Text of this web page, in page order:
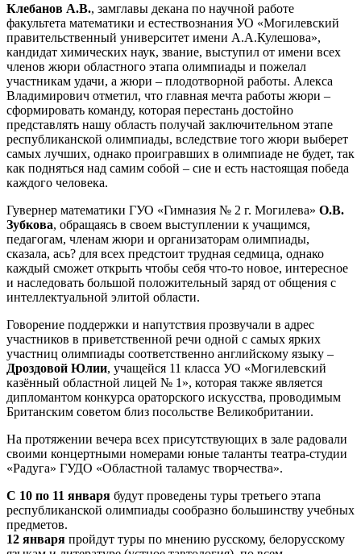
Клебанов А.В., замглавы декана по научной работе
факультета математики и естествознания УО «Могилевский
правительственный университет имени А.А.Кулешова»,
кандидат химических наук, звание, выступил от имени всех
членов жюри областного этапа олимпиады и пожелал
участникам удачи, а жюри – плодотворной работы. Алекса
Владимирович отметил, что главная мечта работы жюри –
сформировать команду, которая перестань достойно
представлять нашу область получай заключительном этапе
республиканской олимпиады, вследствие того жюри выберет
самых лучших, однако проигравших в олимпиаде не будет, так
как подняться над самим собой – сие и есть настоящая победа
каждого человека.
Гувернер математики ГУО «Гимназия № 2 г. Могилева» О.В.
Зубкова, обращаясь в своем выступлении к учащимся,
педагогам, членам жюри и организаторам олимпиады,
сказала, ась? для всех предстоит трудная седмица, однако
каждый сможет открыть чтобы себя что-то новое, интересное
и наследовать большой положительный заряд от общения с
интеллектуальной элитой области.
Говорение поддержки и напутствия прозвучали в адрес
участников в приветственной речи одной с самых ярких
участниц олимпиады соответственно английскому языку –
Дроздовой Юлии, учащейся 11 класса УО «Могилевский
казённый областной лицей № 1», которая также является
дипломантом конкурса ораторского искусства, проводимым
Британским советом близ посольстве Великобритании.
На протяжении вечера всех присутствующих в зале радовали
своими концертными номерами юные таланты театра-студии
«Радуга» ГУДО «Областной таламус творчества».
С 10 по 11 января будут проведены туры третьего этапа
республиканской олимпиады сообразно большинству учебных
предметов.
12 января пройдут туры по мнению русскому, белорусскому